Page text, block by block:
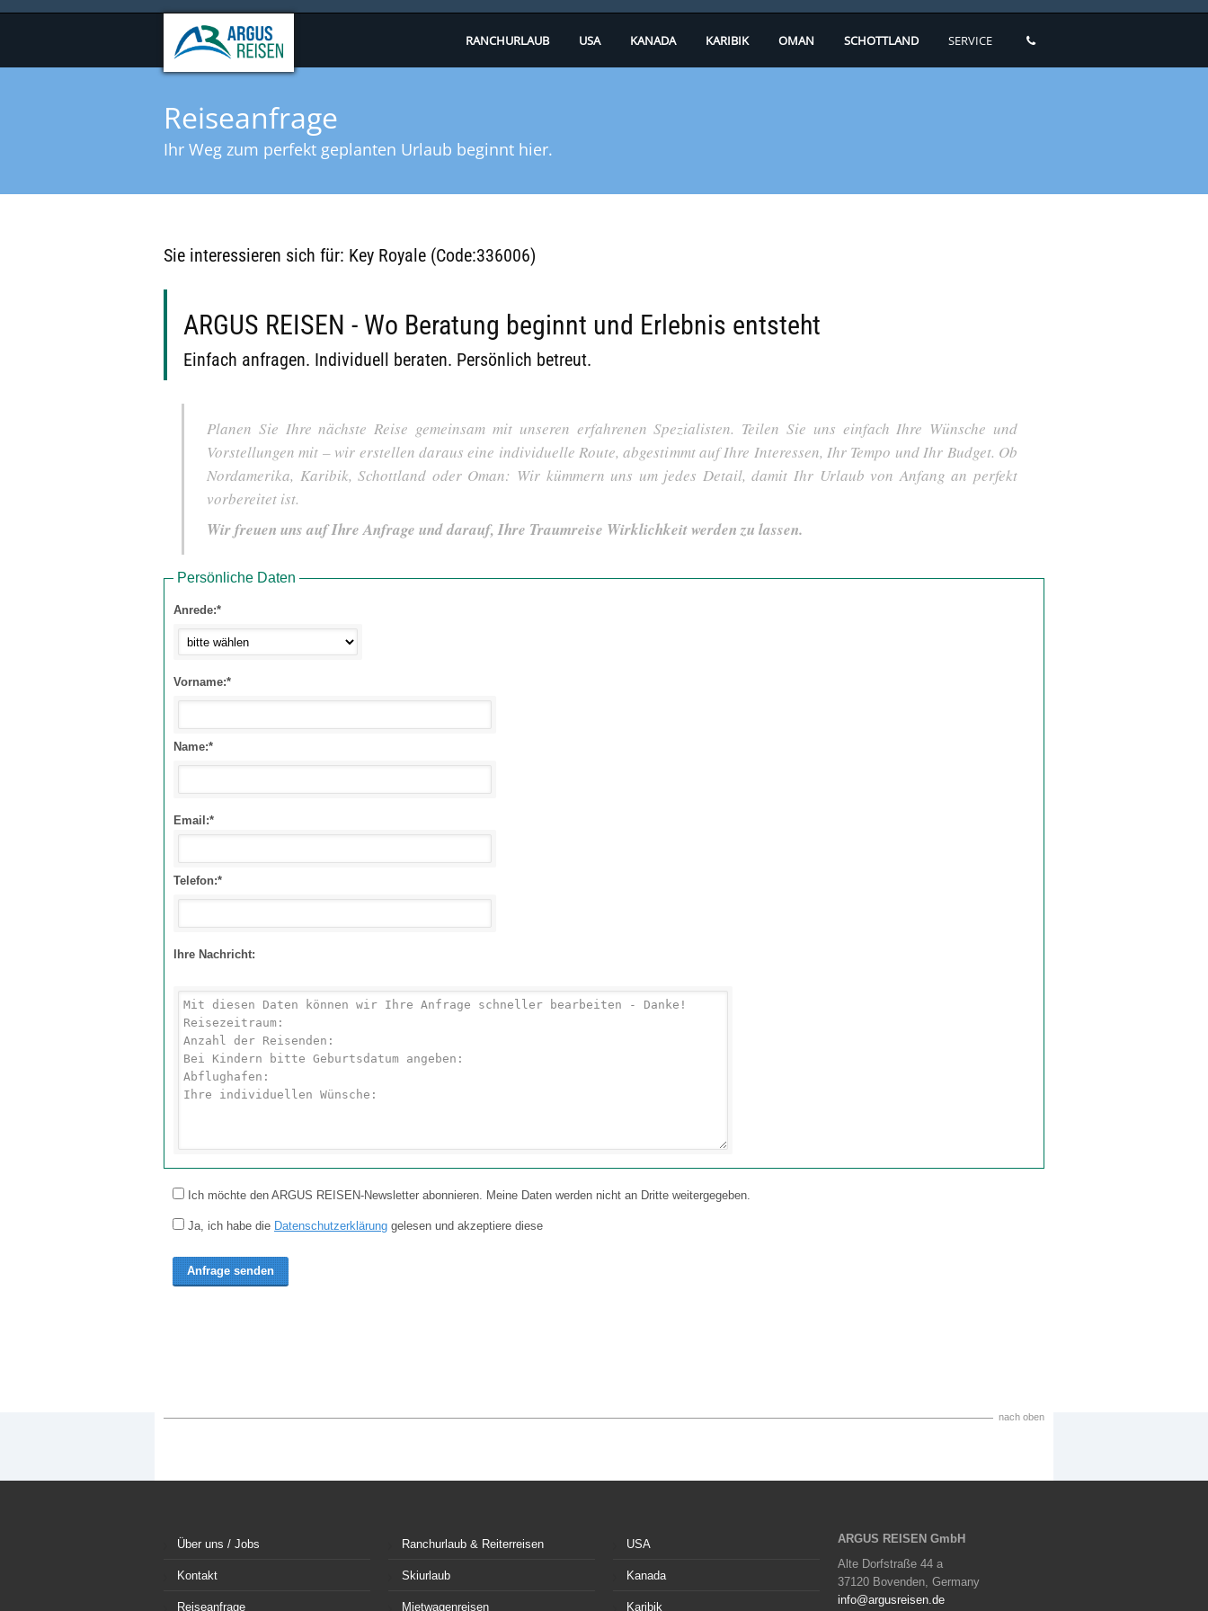
RANCHURLAUB USA KANADA KARIBIK OMAN SCHOTTLAND SERVICE
Reiseanfrage
Ihr Weg zum perfekt geplanten Urlaub beginnt hier.
Sie interessieren sich für: Key Royale (Code:336006)
ARGUS REISEN - Wo Beratung beginnt und Erlebnis entsteht
Einfach anfragen. Individuell beraten. Persönlich betreut.
Planen Sie Ihre nächste Reise gemeinsam mit unseren erfahrenen Spezialisten. Teilen Sie uns einfach Ihre Wünsche und
Vorstellungen mit – wir erstellen daraus eine individuelle Route, abgestimmt auf Ihre Interessen, Ihr Tempo und Ihr Budget. Ob
Nordamerika, Karibik, Schottland oder Oman: Wir kümmern uns um jedes Detail, damit Ihr Urlaub von Anfang an perfekt
vorbereitet ist.
Wir freuen uns auf Ihre Anfrage und darauf, Ihre Traumreise Wirklichkeit werden zu lassen.
Persönliche Daten
Anrede:*
Vorname:*
Name:*
Email:*
Telefon:*
Ihre Nachricht:
Ich möchte den ARGUS REISEN-Newsletter abonnieren. Meine Daten werden nicht an Dritte weitergegeben.
Ja, ich habe die Datenschutzerklärung gelesen und akzeptiere diese
nach oben
Über uns / Jobs
Kontakt
Reiseanfrage
Ranchurlaub & Reiterreisen
Skiurlaub
Mietwagenreisen
USA
Kanada
Karibik
ARGUS REISEN GmbH
Alte Dorfstraße 44 a
37120 Bovenden, Germany
info@argusreisen.de